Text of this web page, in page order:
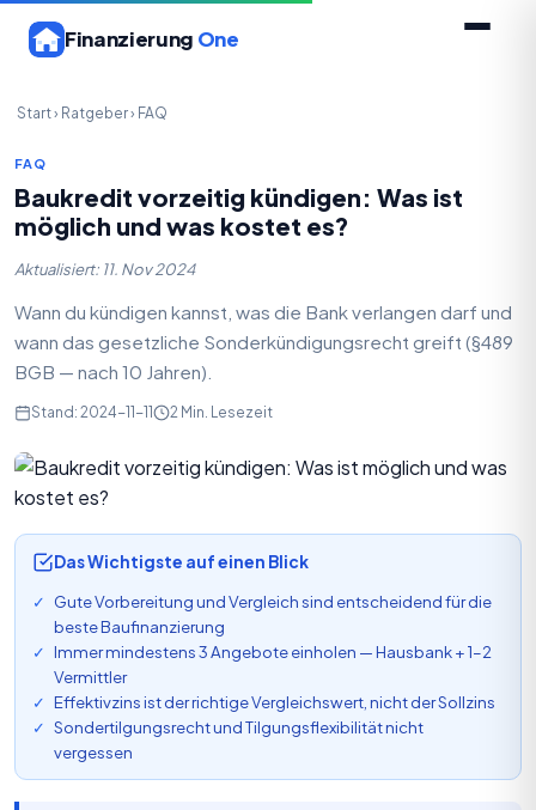
Finanzierung One
Start› Ratgeber› FAQ
FAQ
Baukredit vorzeitig kündigen: Was ist
möglich und was kostet es?
Aktualisiert: 11. Nov 2024
Wann du kündigen kannst, was die Bank verlangen darf und
wann das gesetzliche Sonderkündigungsrecht greift (§489
BGB — nach 10 Jahren).
Stand: 2024-11-11 2 Min. Lesezeit
Das Wichtigste auf einen Blick
Gute Vorbereitung und Vergleich sind entscheidend für die
beste Baufinanzierung
Immer mindestens 3 Angebote einholen — Hausbank + 1–2
Vermittler
Effektivzins ist der richtige Vergleichswert, nicht der Sollzins
Sondertilgungsrecht und Tilgungsflexibilität nicht
vergessen